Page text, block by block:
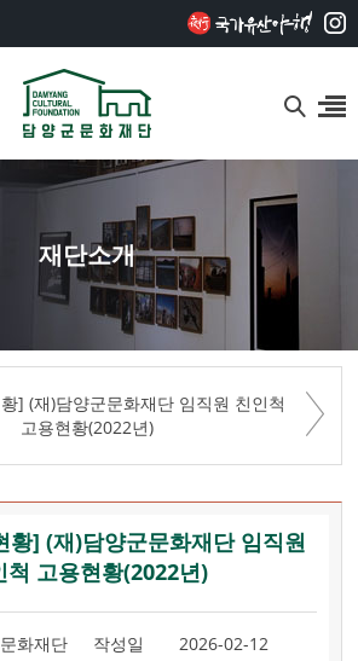
재단소개
] (재)담양군문화재단 임직원 친인척
고용현황(2022년)
황] (재)담양군문화재단 임직원
척 고용현황(2022년)
화재단 작성일 2026-02-12